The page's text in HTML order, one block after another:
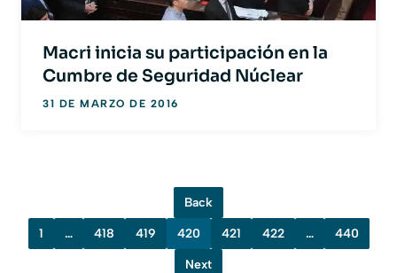
Macri inicia su participación en la
Cumbre de Seguridad Núclear
31 DE MARZO DE 2016
Back
1 … 418 419 420 421 422 … 440
Next